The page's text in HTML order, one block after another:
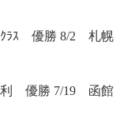
ｸﾗｽ 優勝 8/2 札幌
利 優勝 7/19 函館